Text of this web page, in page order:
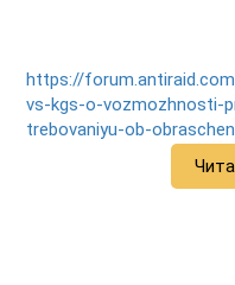
https://
vs-kgs-o-vozmozhnosti-
trebovaniyu-ob-